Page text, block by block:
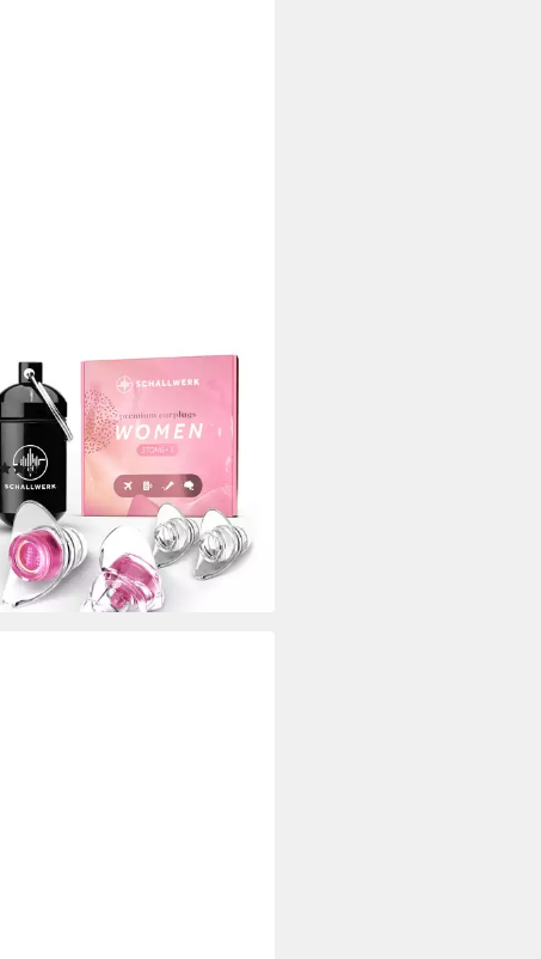
SCHALLWERK
Gehörschutz Ohrstöpsel
für Frauen
(8)
€ UVP 27,99 €
- in 2-3 Werktagen bei dir